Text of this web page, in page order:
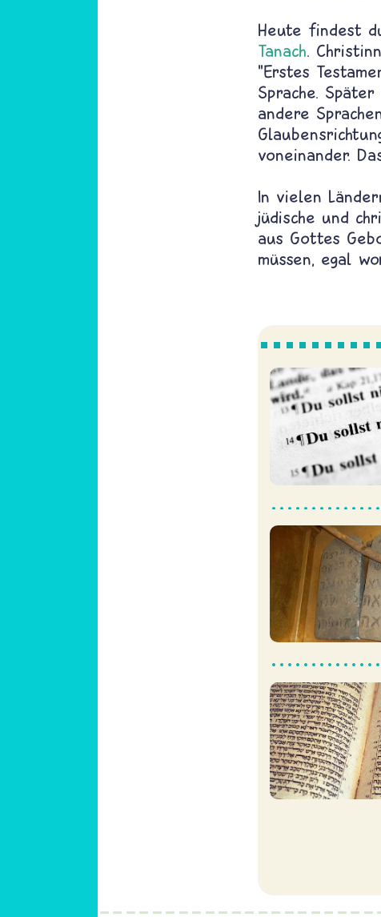
Heute findest
Tanach.
"Erstes
Sprache.
andere
voneinander.
In vielen
jüdische und
aus Gottes
müssen, egal